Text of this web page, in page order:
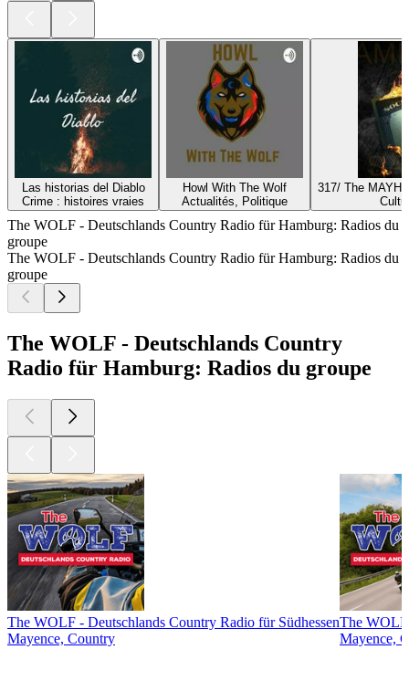
Las historias del Diablo
Crime : histoires vraies
Howl With The Wolf
Actualités, Politique
317/ The
The WOLF - Deutschlands Country Radio für Hamburg: Radios du
groupe
The WOLF - Deutschlands Country Radio für Hamburg: Radios du
groupe
The WOLF - Deutschlands Country
Radio für Hamburg: Radios du groupe
The WOLF - Deutschlands Country Radio für Südhessen
Mayence, Country
The WOLF
Mayence,